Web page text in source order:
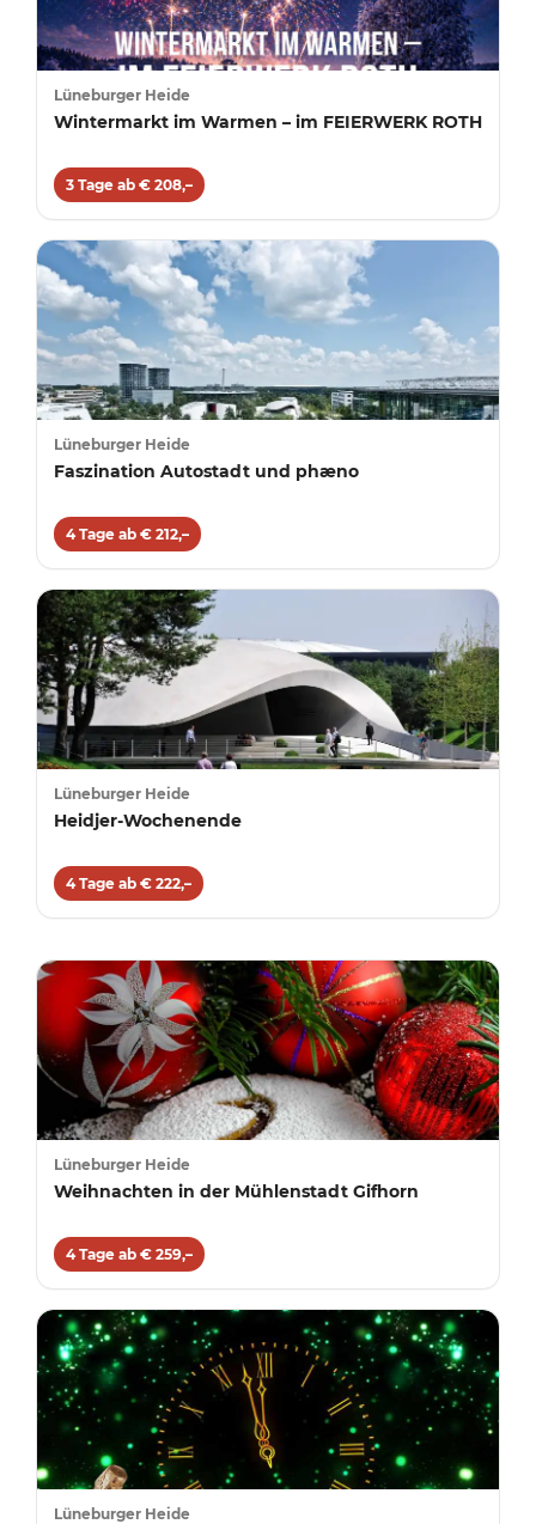
Lüneburger Heide
Wintermarkt im Warmen – im FEIERWERK ROTH
3 Tage ab € 208,–
Lüneburger Heide
Faszination Autostadt und phæno
4 Tage ab € 212,–
Lüneburger Heide
Heidjer-Wochenende
4 Tage ab € 222,–
Lüneburger Heide
Weihnachten in der Mühlenstadt Gifhorn
4 Tage ab € 259,–
Lüneburger Heide